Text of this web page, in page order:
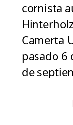
cornista
Camerta
pasado 6
de